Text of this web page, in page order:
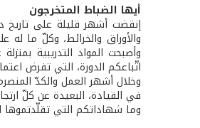
أيها الضباط المتخرجون
إنقضت أشهر قليلة على تاريخ
والأوراق والخرائط، وكلّ ما
وأصبحت المواد التدريبية
اتّباعكم الدورة، التي تفرض
وخلال أشهر العمل والكدّ
في القيادة، البعيدة عن كلّ
وما شهاداتكم التي